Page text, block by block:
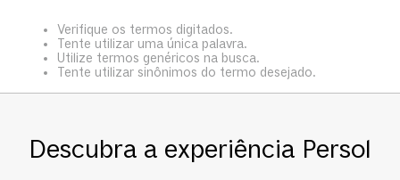
Verifique os termos digitados.
Tente utilizar uma única palavra.
Utilize termos genéricos na busca.
Tente utilizar sinônimos do termo desejado.
Descubra a experiência Persol